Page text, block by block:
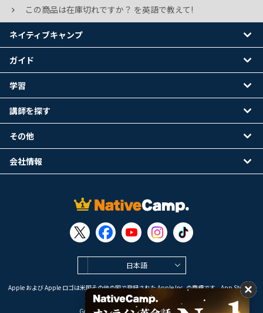
この商品は在庫切れですか？ を英語で教えて!
日本語
Apple および Apple ロゴは米国その他の国で登録された Apple Inc. の商標です。App Store は
Apple Inc. のサービスマークです。
Google Play は Google LLC の商標です。
ネイティブキャンプ
ガイド
学習
講師を探す
その他
会社情報